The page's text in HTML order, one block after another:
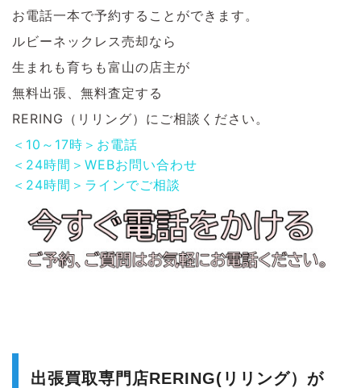
お電話一本で予約することができます。
ルビーネックレス売却なら
生まれも育ちも富山の店主が
無料出張、無料査定する
RERING（リリング）にご相談ください。
＜10～17時＞お電話
＜24時間＞WEBお問い合わせ
＜24時間＞ラインでご相談
出張買取専門店RERING(リリング）が